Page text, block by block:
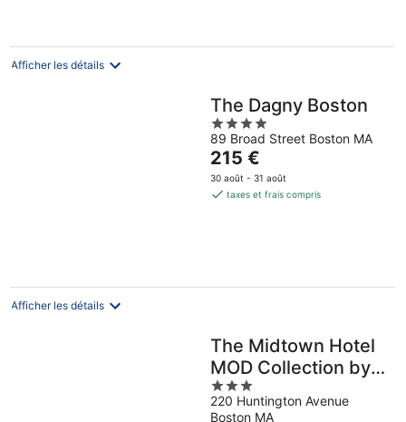
nuit
Afficher les détails
The Dagny Boston
4
out
of
5
89 Broad Street Boston MA
Le
prix
est
215 €
30 août - 31 août
taxes et frais compris
Afficher les détails
The Midtown Hotel
MOD Collection by
Sonesta
3
out
220 Huntington Avenue
Boston MA